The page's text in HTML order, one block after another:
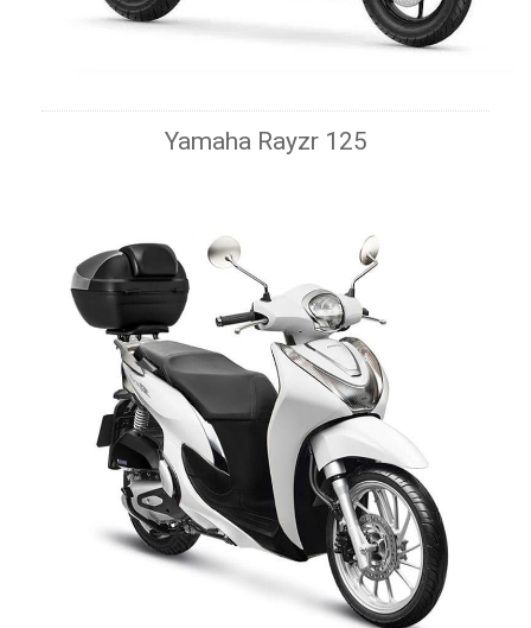
Yamaha Rayzr 125